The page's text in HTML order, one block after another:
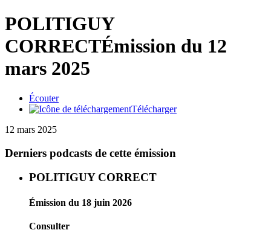
POLITIGUY
CORRECTÉmission du 12
mars 2025
Écouter
Télécharger
12 mars 2025
Derniers podcasts de cette émission
POLITIGUY CORRECT
Émission du 18 juin 2026
Consulter